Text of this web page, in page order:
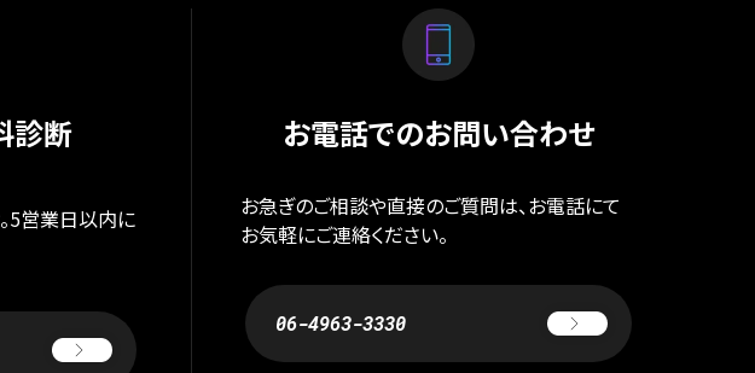
診断
5営業日以内に
お電話でのお問い合わせ
お急ぎのご相談や直接のご質問は、お電話にて
お気軽にご連絡ください。
06-4963-3330